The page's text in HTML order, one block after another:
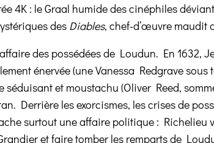
4K : le Graal humide des cinéphiles
des Diables, chef-d’œuvre maudit
des possédées de Loudun. En 1632,
énervée (une Vanessa Redgrave
séduisant et moustachu (Oliver Reed,
Derrière les exorcismes, les crises de
surtout une affaire politique : Richelieu
et faire tomber les remparts de